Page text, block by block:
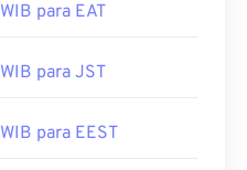
WIB para EAT
WIB para JST
WIB para EEST